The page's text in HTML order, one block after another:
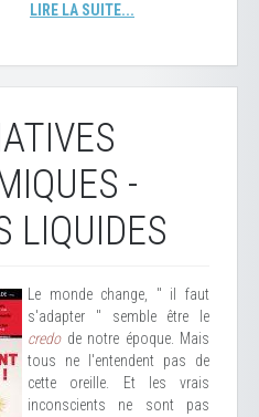
LIRE LA SUITE...
-
LIQUIDES
Le monde change, " il faut
s'adapter " semble être le
credode notre époque. Mais
tous ne l'entendent pas de
cette oreille. Et les vrais
inconscients ne sont pas